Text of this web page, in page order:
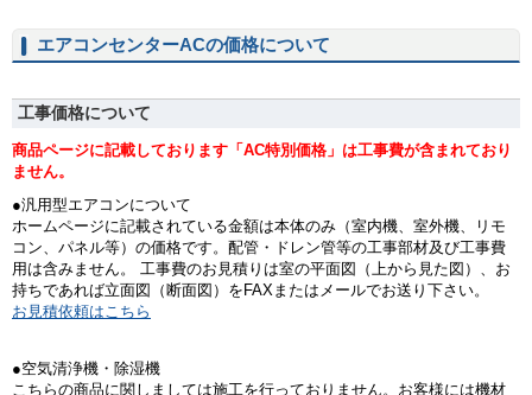
エアコンセンターACの価格について
工事価格について
商品ページに記載しております「AC特別価格」は工事費が含まれており
ません。
●汎用型エアコンについて
ホームページに記載されている金額は本体のみ（室内機、室外機、リモ
コン、パネル等）の価格です。配管・ドレン管等の工事部材及び工事費
用は含みません。 工事費のお見積りは室の平面図（上から見た図）、お
持ちであれば立面図（断面図）をFAXまたはメールでお送り下さい。
お見積依頼はこちら
●空気清浄機・除湿機
こちらの商品に関しましては施工を行っておりません。お客様には機材